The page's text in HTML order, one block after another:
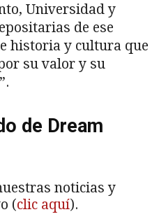
Universidad y
de ese
historia y cultura que
su valor y su
de Dream
noticias y
(clic aquí).